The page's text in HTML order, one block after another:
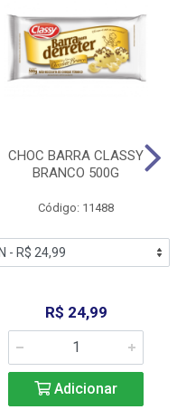
CHOC BARRA CLASSY
BRANCO 500G
Código: 11488
R$ 24,99
Adicionar